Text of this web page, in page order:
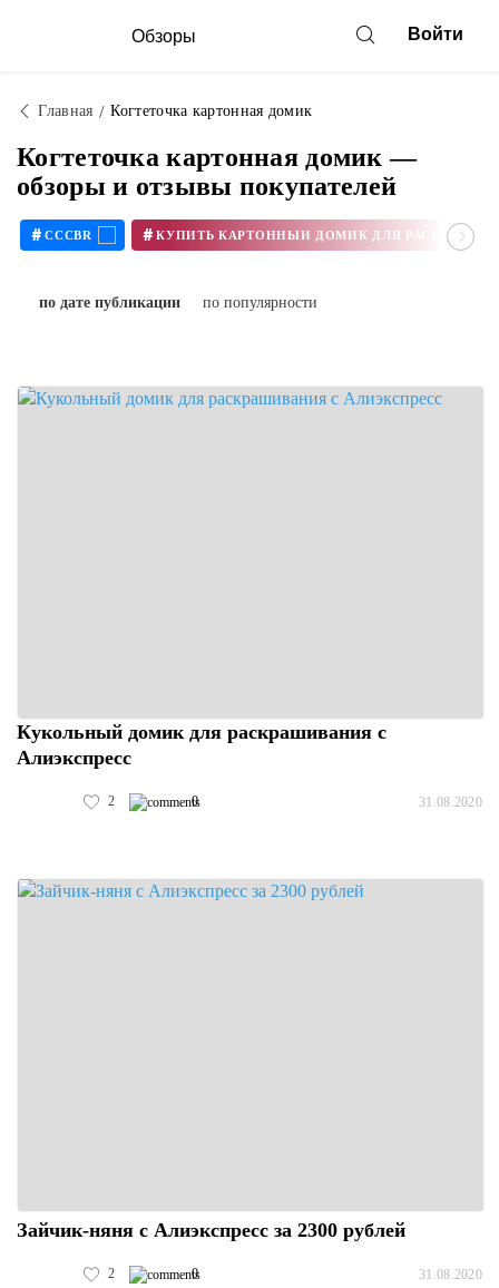
Обзоры Войти
Главная Когтеточка картонная домик
Когтеточка картонная домик —
обзоры и отзывы покупателей
# CCCBR #
по дате публикации по популярности
Кукольный домик для раскрашивания с
Алиэкспресс
2 0 31.08.2020
Зайчик-няня с Алиэкспресс за 2300 рублей
2 0 31.08.2020